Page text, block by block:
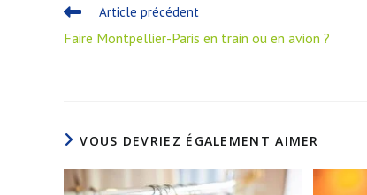
Article précédent
Faire Montpellier-Paris en train ou en avion ?
VOUS DEVRIEZ ÉGALEMENT AIMER